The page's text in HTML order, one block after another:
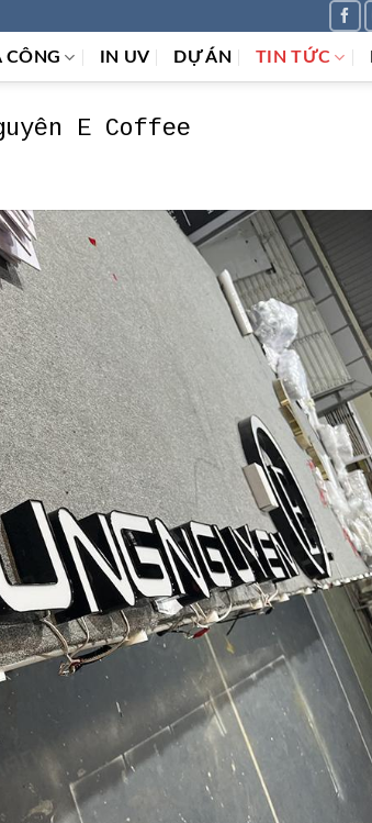
CÔNG IN UV DỰ ÁN TIN TỨC
E Coffee